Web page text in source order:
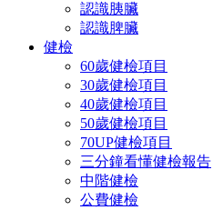
認識胰臟
認識脾臟
健檢
60歲健檢項目
30歲健檢項目
40歲健檢項目
50歲健檢項目
70UP健檢項目
三分鐘看懂健檢報告
中階健檢
公費健檢